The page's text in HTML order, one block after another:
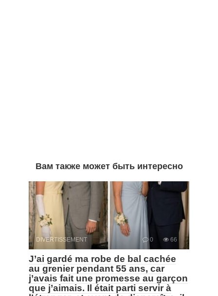
Вам также может быть интересно
DIVERTISSEMENT 0 66
J’ai gardé ma robe de bal cachée
au grenier pendant 55 ans, car
j’avais fait une promesse au garçon
que j’aimais. Il était parti servir à